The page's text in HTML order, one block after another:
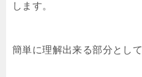
します。
簡単に理解出来る部分として